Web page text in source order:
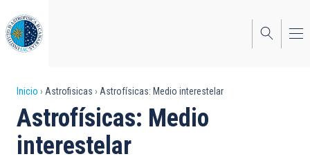
al
contenido
principal
Sobrescribir
enlaces
de
Inicio Astrofisicas Astrofísicas: Medio interestelar
Astrofísicas: Medio
interestelar